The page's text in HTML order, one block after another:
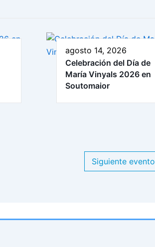
agosto 14, 2026
Celebración del Día de
María Vinyals 2026 en
Soutomaior
Siguiente evento